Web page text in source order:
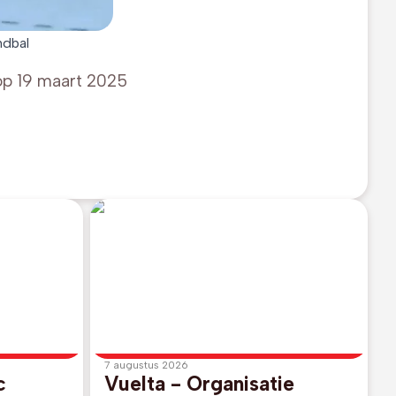
19 maart 2025
7 augustus 2026
Vuelta - Organisatie